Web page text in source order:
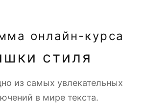
онлайн-курса
стиля
из самых увлекательных
в мире текста.